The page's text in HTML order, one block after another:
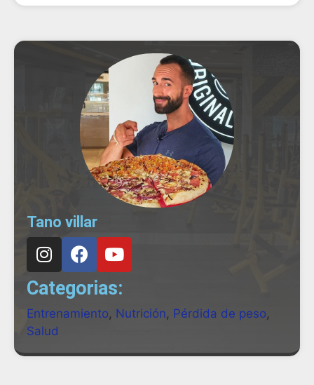
Tano villar
Categorias:
Entrenamiento, Nutrición, Pérdida de peso,
Salud